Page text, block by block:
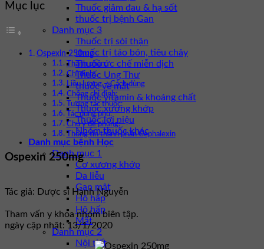
Thuốc giảm đau & hạ sốt
thuốc trị bệnh Gan
Danh mục 3
Thuốc trị sỏi thận
thuốc trị táo bón, tiêu chảy
Thuốc ức chế miễn dịch
Thuốc Ung Thư
thuốc về mắt
Thuốc vitamin & khoáng chất
Thuốc xương khớp
Thuốc lợi niệu
Nhóm thuốc khác
Danh mục bệnh Học
Danh mục 1
Cơ xương khớp
Da liễu
Gan mật
Hô hấp
Hô hấp
Mắt
Danh mục 2
Nội tiết
Mục lục
Ospexin 250mg
Thành phần:
Chỉ định:
Liều lượng – Cách dùng
Chống chỉ định:
Tương tác thuốc:
Tác dụng phụ:
Chú ý đề phòng:
Thông tin thành phần Cephalexin
Ospexin 250mg
Tác giả: Dược sĩ Hạnh Nguyễn
Tham vấn y khoa nhóm biên tập.
ngày cập nhật: 13/1/2020